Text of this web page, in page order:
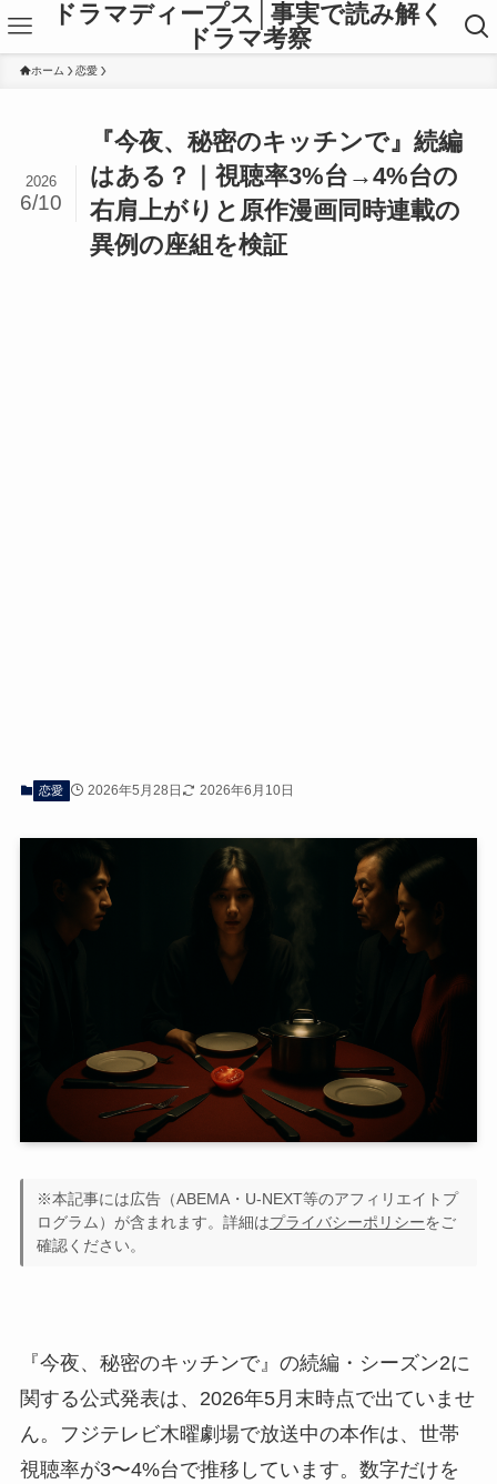
ドラマディープス│事実で読み解く
ドラマ考察
ホーム 恋愛
『今夜、秘密のキッチンで』続編
はある？｜視聴率3%台→4%台の
右肩上がりと原作漫画同時連載の
異例の座組を検証
2026
6/10
恋愛 2026年5月28日 2026年6月10日
※本記事には広告（ABEMA・U-NEXT等のアフィリエイトプ
ログラム）が含まれます。詳細はプライバシーポリシーをご
確認ください。
『今夜、秘密のキッチンで』の続編・シーズン2に
関する公式発表は、2026年5月末時点で出ていませ
ん。フジテレビ木曜劇場で放送中の本作は、世帯
視聴率が3〜4%台で推移しています。数字だけを